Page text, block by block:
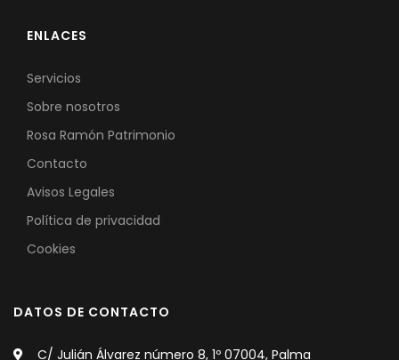
ENLACES
Servicios
Sobre nosotros
Rosa Ramón Patrimonio
Contacto
Avisos Legales
Política de privacidad
Cookies
DATOS DE CONTACTO
C/ Julián Álvarez número 8, 1º 07004, Palma